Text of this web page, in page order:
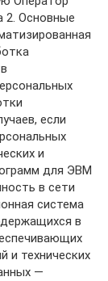
2. Основные
если
и
для ЭВМ
в сети
система
в
и технических
—